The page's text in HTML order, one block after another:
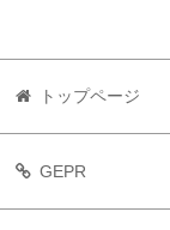
トップページ
GEPR